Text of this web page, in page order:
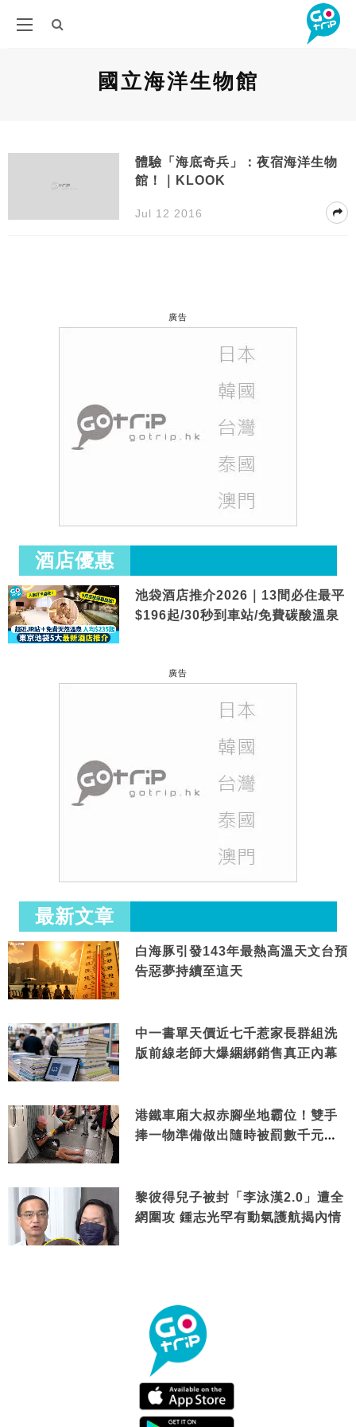
國立海洋生物館
體驗「海底奇兵」：夜宿海洋生物
館！｜KLOOK
Jul 12 2016
廣告
酒店優惠
池袋酒店推介2026｜13間必住最平
$196起/30秒到車站/免費碳酸溫泉
廣告
最新文章
白海豚引發143年最熱高溫天文台預
告惡夢持續至這天
中一書單天價近七千惹家長群組洗
版前線老師大爆綑綁銷售真正內幕
港鐵車廂大叔赤腳坐地霸位！雙手
捧一物準備做出隨時被罰數千元舉
黎彼得兒子被封「李泳漢2.0」遭全
網圍攻 鍾志光罕有動氣護航揭內情